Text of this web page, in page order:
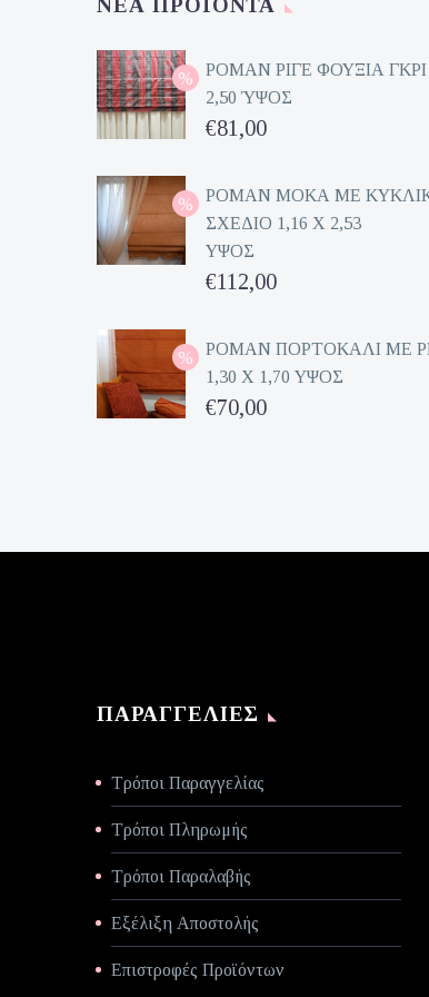
ΝΈΑ ΠΡΟΪΌΝΤΑ
ΡΟΜΑΝ ΡΙΓΕ ΦΟΥΞΙΑ ΓΚΡΙ
2,50 ΎΨΟΣ
Original
was:
€162,00.
€81,00
τρέχουσα
τιμή
είναι:
€81,00.
ΡΟΜΑΝ ΜΟΚΑ ΜΕ
ΣΧΕΔΙΟ 1,16 Χ 2,53
ΥΨΟΣ
Original
was:
€224,00.
€112,00
τρέχουσα
τιμή
είναι:
ΡΟΜΑΝ ΠΟΡΤΟΚΑΛΙ ΜΕ
1,30 Χ 1,70 ΥΨΟΣ
Original
€70,00
ΠΑΡΑΓΓΕΛΊΕΣ
Τρόποι Παραγγελίας
Τρόποι Πληρωμής
Τρόποι Παραλαβής
Εξέλιξη Αποστολής
Επιστροφές Προϊόντων